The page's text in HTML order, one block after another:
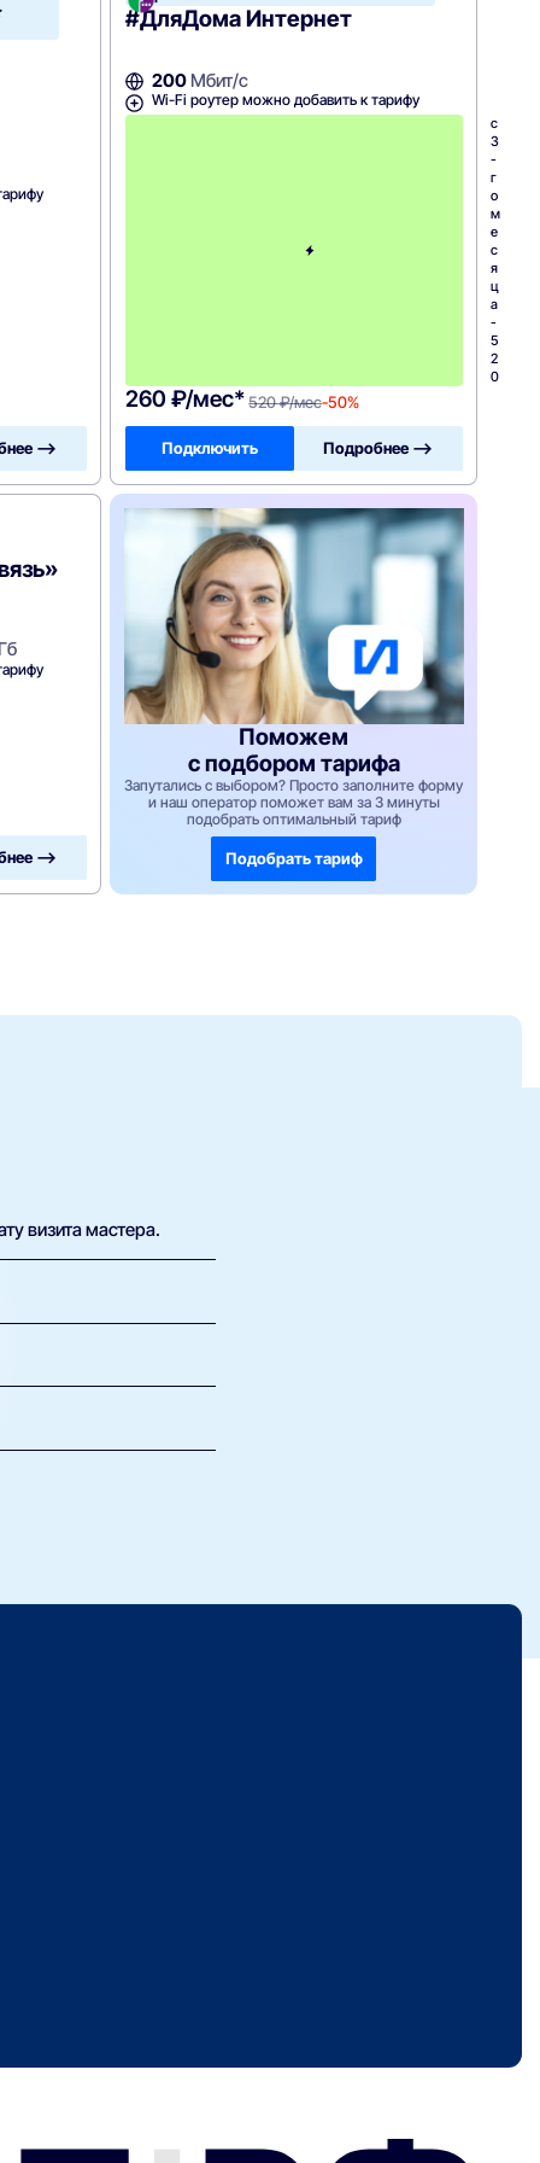
МегаФон
—>
#ДляДома Интернет
200 Мбит/с
Wi-Fi роутер можно добавить к тарифу
с
3
-
г
о
м
е
с
я
ц
а
-
5
2
0
260 ₽/мес* 520 ₽/мес-50%
Подключить Подробнее —>
Гб
—>
Поможем
с подбором тарифа
Запутались с выбором? Просто заполните форму
и наш оператор поможет вам за 3 минуты
подобрать оптимальный тариф
Подобрать тариф
визита мастера.